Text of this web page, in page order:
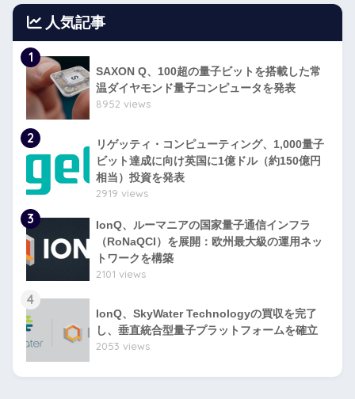
人気記事
1
SAXON Q、100超の量子ビットを搭載した常
温ダイヤモンド量子コンピュータを発表
8952 views
2
リゲッティ・コンピューティング、1,000量子
ビット達成に向け英国に1億ドル（約150億円
相当）投資を発表
2919 views
3
IonQ、ルーマニアの国家量子通信インフラ
（RoNaQCI）を展開：欧州最大級の運用ネッ
トワークを構築
2101 views
4
IonQ、SkyWater Technologyの買収を完了
し、垂直統合型量子プラットフォームを確立
2053 views